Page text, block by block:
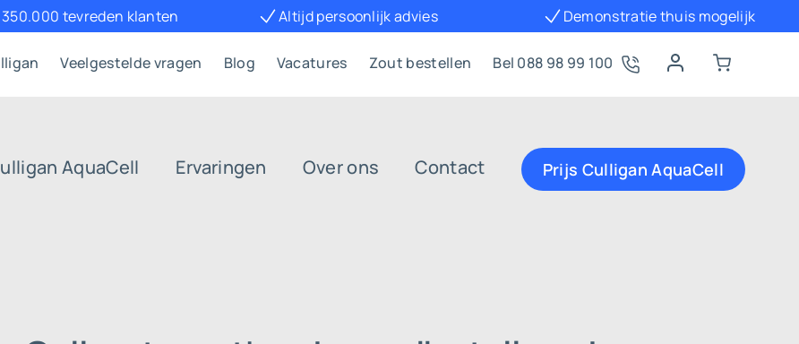
350.000 tevreden klanten Altijd persoonlijk advies Demonstratie thuis mogelijk
Veelgestelde vragen Blog Vacatures Zout bestellen Bel 088 98 99 100
AquaCell Ervaringen Over ons Contact Prijs Culligan AquaCell